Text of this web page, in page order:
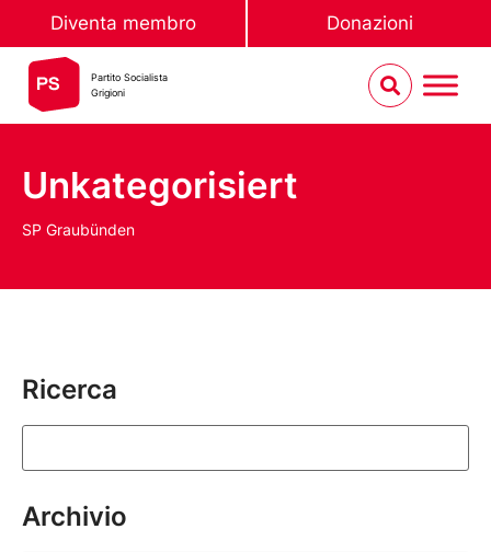
Diventa membro Donazioni
Partito Socialista
Grigioni
Unkategorisiert
SP Graubünden
Ricerca
Archivio